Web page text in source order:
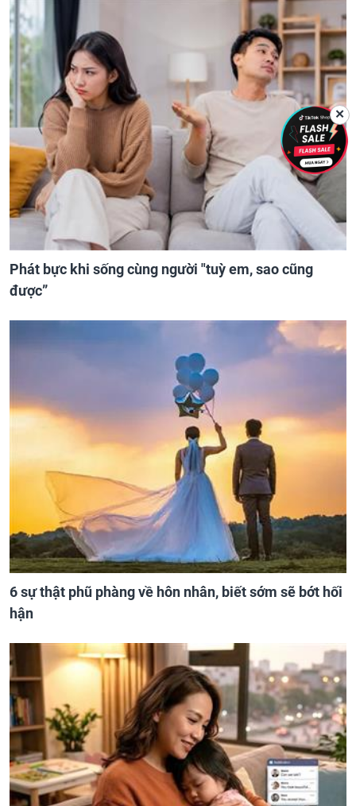
Phát bực khi sống cùng người "tuỳ em, sao cũng
được”
6 sự thật phũ phàng về hôn nhân, biết sớm sẽ bớt hối
hận
✕